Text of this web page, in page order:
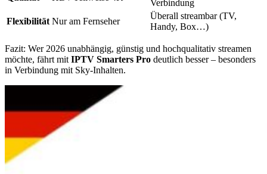
Verbindung
Flexibilität Nur am Fernseher
Überall streambar (TV,
Handy, Box…)
Fazit: Wer 2026 unabhängig, günstig und hochqualitativ streamen
möchte, fährt mit IPTV Smarters Pro deutlich besser – besonders
in Verbindung mit Sky-Inhalten.